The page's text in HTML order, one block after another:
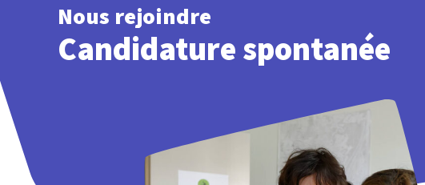
Nous rejoindre
Candidature spontanée